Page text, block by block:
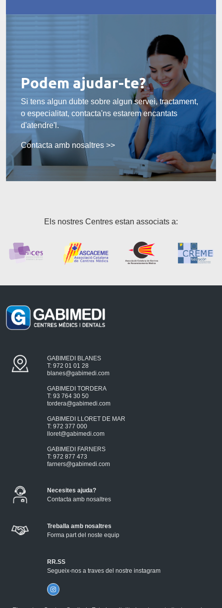
Podem ajudar-te?
Si tens algun dubte sobre algun servei, tractament,
o especialitat, contacta'ns estarem encantats
d'atendre'l.
Contacta amb nosaltres >>
Els nostres Centres estan associats a:
GABIMEDI BLANES
T: 972 01 01 28
blanes@gabimedi.com
GABIMEDI TORDERA
T: 93 764 30 50
tordera@gabimedi.com
GABIMEDI LLORET DE MAR
T: 972 377 000
lloret@gabimedi.com
GABIMEDI FARNERS
T: 972 877 473
farners@gabimedi.com
Necesites ajuda?
Contacta amb nosaltres
Treballa amb nosaltres
Forma part del noste equip
RR.SS
Segueix-nos a traves del nostre instagram